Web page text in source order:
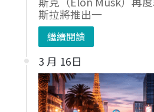
斯拉將推出一
繼續閱讀
3 月 16日